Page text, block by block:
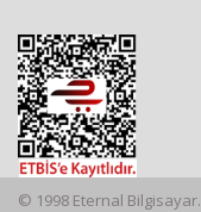
© 1998 Eternal Bilgisayar.